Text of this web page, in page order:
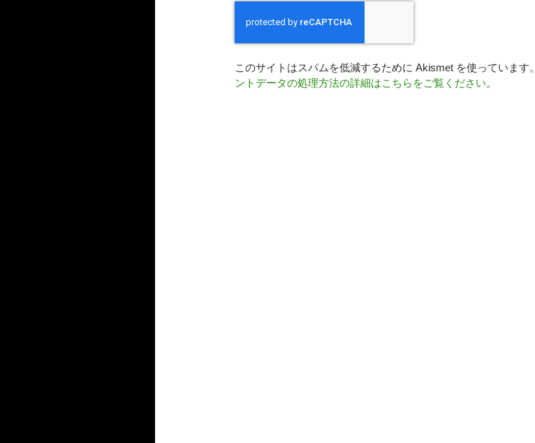
このサイトはスパムを低減するために Akismet を使っています。
ントデータの処理方法の詳細はこちらをご覧ください。